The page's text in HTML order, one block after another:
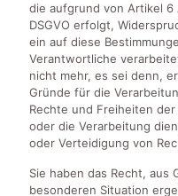
die aufgrund von Artikel 6
DSGVO erfolgt,
ein auf diese
Verantwortliche
nicht mehr, es sei denn,
Gründe für die
Rechte und Freiheiten
oder die Verarbeitung
oder Verteidigung von
Sie haben das Recht, aus
besonderen Situation